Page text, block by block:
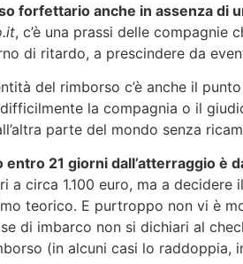
forfettario anche in assenza di
, c’è una prassi delle
di ritardo, a prescindere da
del rimborso c’è anche il
la compagnia o il
parte del mondo senza
21 giorni dall’atterraggio è
a circa 1.100 euro, ma a
teorico. E purtroppo non vi è
di imbarco non si dichiari al
(in alcuni casi lo raddoppia,